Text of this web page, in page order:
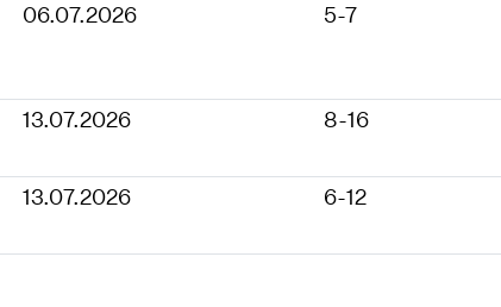
06.07.2026
5-7
13.07.2026
8-16
13.07.2026
6-12